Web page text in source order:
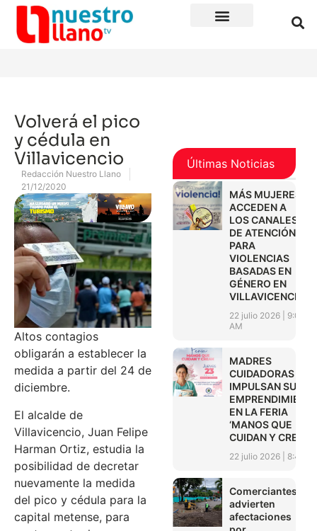
Volverá el pico
y cédula en
Villavicencio
Redacción Nuestro Llano
21/12/2020
Altos contagios
obligarán a establecer la
medida a partir del 24 de
diciembre.
El alcalde de
Villavicencio, Juan Felipe
Harman Ortiz, estudia la
posibilidad de decretar
nuevamente la medida
del pico y cédula para la
capital metense, para
Últimas Noticias
MÁS MUJERES
ACCEDEN A
LOS CANALES
DE ATENCIÓN
PARA
VIOLENCIAS
BASADAS EN
GÉNERO EN
VILLAVICENCIO
22 julio 2026
9:01
AM
MADRES
CUIDADORAS
IMPULSAN SUS
EN LA FERIA
‘MANOS QUE
CUIDAN Y CREAN’
22 julio 2026 8:45
Comerciantes
advierten
afectaciones